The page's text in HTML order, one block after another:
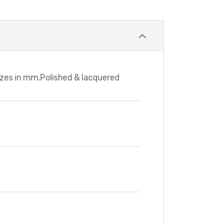
in mm.Polished & lacquered